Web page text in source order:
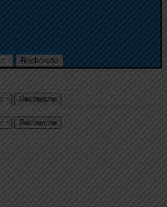
Recherche
Recherche
Recherche